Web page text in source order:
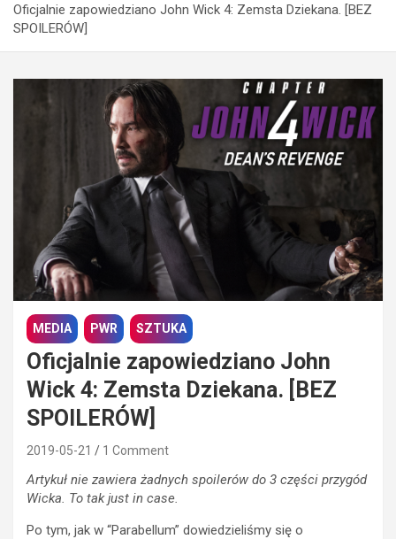
Oficjalnie zapowiedziano John Wick 4: Zemsta Dziekana. [BEZ
SPOILERÓW]
MEDIA PWR SZTUKA
Oficjalnie zapowiedziano John
Wick 4: Zemsta Dziekana. [BEZ
SPOILERÓW]
2019-05-21 1 Comment
Artykuł nie zawiera żadnych spoilerów do 3 części przygód
Wicka. To tak just in case.
Po tym, jak w “Parabellum” dowiedzieliśmy się o